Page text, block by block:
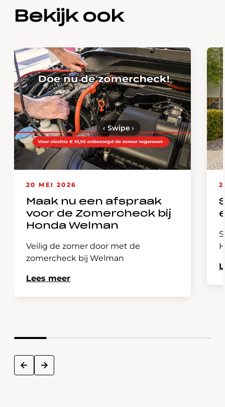
Bekijk ook
20 MEI 2026
Maak nu een afspraak
voor de Zomercheck bij
Honda Welman
Veilig de zomer door met de
zomercheck bij Welman
Lees meer
prev next
‹ Swipe›